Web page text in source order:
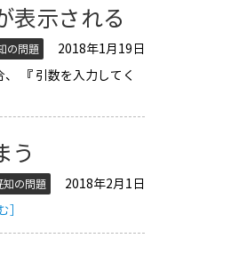
表示される
の問題
2018年1月19日
『 引数を入力してく
う
知の問題
2018年2月1日
］